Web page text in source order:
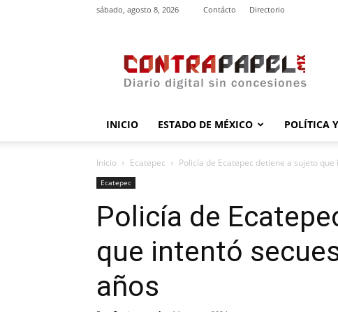
sábado, agosto 8, 2026 Contácto Directorio
INICIO ESTADO DE MÉXICO POLÍTICA
Inicio Ecatepec Policía de Ecatepec detiene a sujeto
Ecatepec
Policía de
que intentó
años